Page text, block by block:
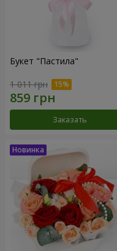
Букет "Пастила"
1 011 грн
Заказать